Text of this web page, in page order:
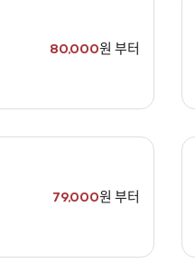
80,000원 부터
79,000원 부터